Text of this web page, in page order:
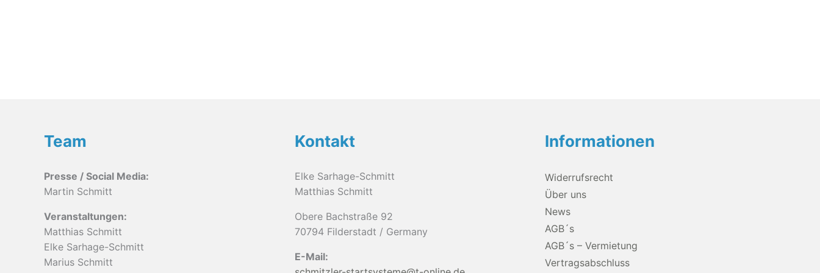
Team
Presse / Social Media:
Martin Schmitt
Veranstaltungen:
Matthias Schmitt
Elke Sarhage-Schmitt
Marius Schmitt
Kontakt
Elke Sarhage-Schmitt
Matthias Schmitt
Obere Bachstraße 92
70794 Filderstadt / Germany
E-Mail:
Informationen
Widerrufsrecht
Über uns
News
AGB´s
AGB´s – Vermietung
Vertragsabschluss